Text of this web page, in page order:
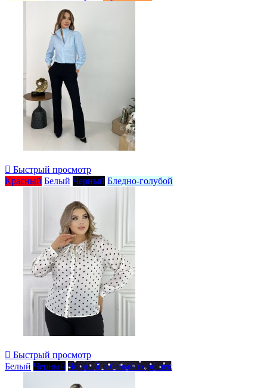
 Быстрый просмотр
Красный Белый Черный Бледно-голубой
 Быстрый просмотр
Белый Черный Черный в белый горошек